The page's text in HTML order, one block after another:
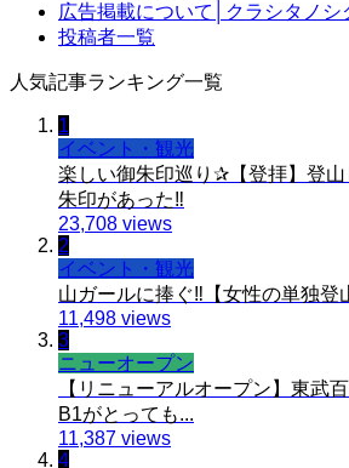
広告掲載について│クラシタノシ
投稿者一覧
人気記事ランキング一覧
1
イベント・観光
楽しい御朱印巡り✰【登拝】登
朱印があった‼️
23,708 views
2
イベント・観光
山ガールに捧ぐ‼️【女性の単独登
11,498 views
3
ニューオープン
【リニューアルオープン】東武
B1がとっても...
11,387 views
4